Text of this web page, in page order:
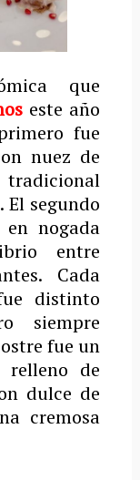
que
este año
fue
nuez de
tradicional
El segundo
nogada
entre
Cada
distinto
siempre
fue un
de
dulce de
cremosa